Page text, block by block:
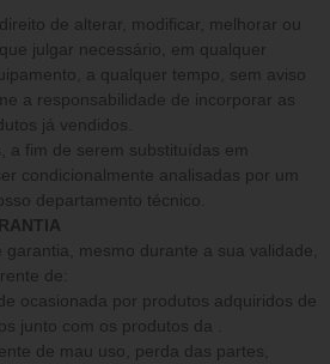
julgar necessário, em qualquer
a qualquer tempo, sem aviso
a responsabilidade de incorporar as
já vendidos.
a fim de serem substituídas em
condicionalmente analisadas por um
departamento técnico.
garantia, mesmo durante a sua validade,
de:
ocasionada por produtos adquiridos de
junto com os produtos da .
de mau uso, perda das partes,